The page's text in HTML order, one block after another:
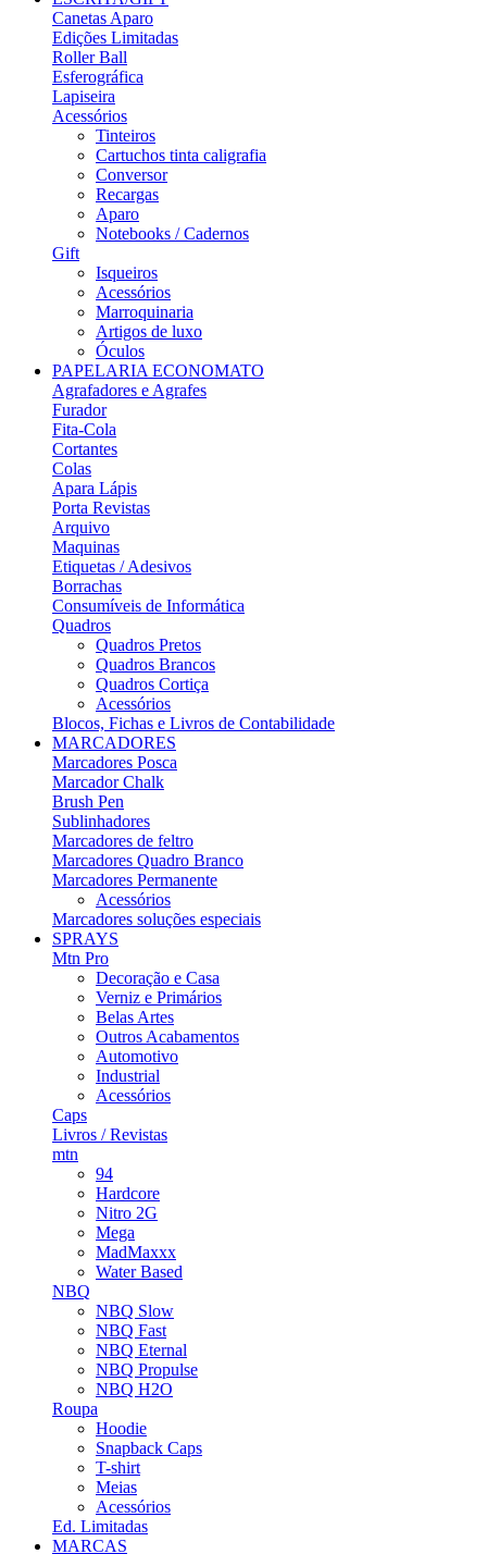
Canetas Aparo
Edições Limitadas
Roller Ball
Esferográfica
Lapiseira
Acessórios
Tinteiros
Cartuchos tinta caligrafia
Conversor
Recargas
Aparo
Notebooks / Cadernos
Gift
Isqueiros
Acessórios
Marroquinaria
Artigos de luxo
Óculos
PAPELARIA ECONOMATO
Agrafadores e Agrafes
Furador
Fita-Cola
Cortantes
Colas
Apara Lápis
Porta Revistas
Arquivo
Maquinas
Etiquetas / Adesivos
Borrachas
Consumíveis de Informática
Quadros
Quadros Pretos
Quadros Brancos
Quadros Cortiça
Acessórios
Blocos, Fichas e Livros de Contabilidade
MARCADORES
Marcadores Posca
Marcador Chalk
Brush Pen
Sublinhadores
Marcadores de feltro
Marcadores Quadro Branco
Marcadores Permanente
Acessórios
Marcadores soluções especiais
SPRAYS
Mtn Pro
Decoração e Casa
Verniz e Primários
Belas Artes
Outros Acabamentos
Automotivo
Industrial
Acessórios
Caps
Livros / Revistas
mtn
94
Hardcore
Nitro 2G
Mega
MadMaxxx
Water Based
NBQ
NBQ Slow
NBQ Fast
NBQ Eternal
NBQ Propulse
NBQ H2O
Roupa
Hoodie
Snapback Caps
T-shirt
Meias
Acessórios
Ed. Limitadas
MARCAS